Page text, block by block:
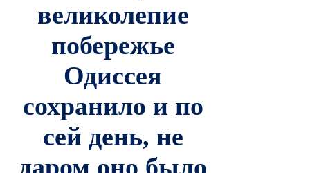
великолепие
побережье
Одиссея
сохранило и по
сей день, не
даром оно было